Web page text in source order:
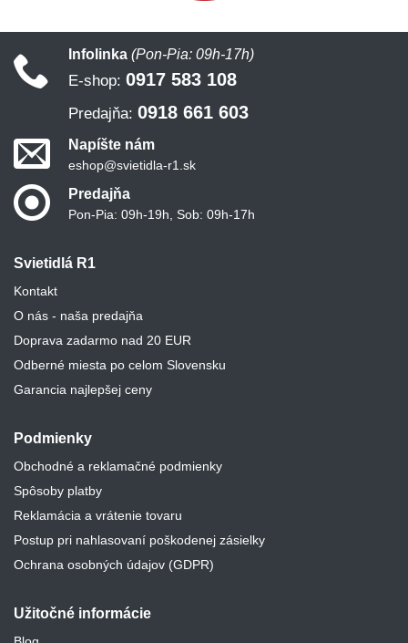
Svietidlá R1
Kontakt
O nás - naša predajňa
Doprava zadarmo nad 20 EUR
Odberné miesta po celom Slovensku
Garancia najlepšej ceny
Podmienky
Obchodné a reklamačné podmienky
Spôsoby platby
Reklamácia a vrátenie tovaru
Postup pri nahlasovaní poškodenej zásielky
Ochrana osobných údajov (GDPR)
Užitočné informácie
Infolinka (Pon-Pia: 09h-17h)
E-shop: 0917 583 108
Predajňa: 0918 661 603
Napíšte nám
eshop@svietidla-r1.sk
Predajňa
Pon-Pia: 09h-19h, Sob: 09h-17h